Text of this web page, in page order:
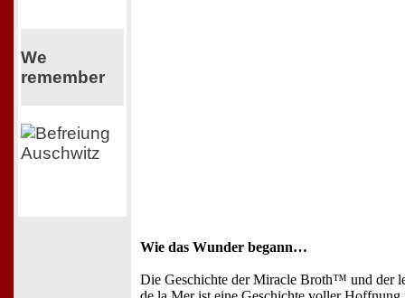
We
remember
Wie das Wunder begann…
Die Geschichte der Miracle Broth™ und der